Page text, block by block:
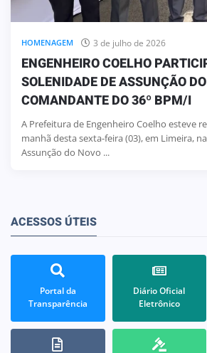
HOMENAGEM 3 de julho de 2026
ENGENHEIRO COELHO
SOLENIDADE DE ASSUNÇÃO
COMANDANTE DO 36º BPM/I
A Prefeitura de Engenheiro Coelho esteve
manhã desta sexta-feira (03), em Limeira,
Assunção do Novo ...
ACESSOS ÚTEIS
Portal da
Transparência
Diário Oficial
Eletrônico